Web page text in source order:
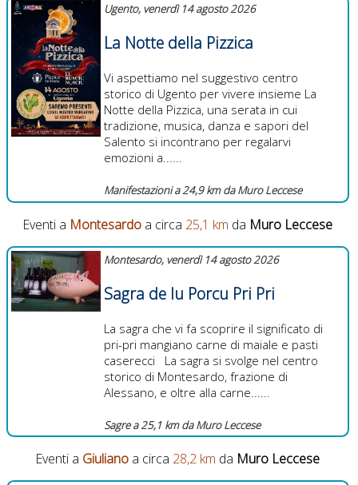
Ugento, venerdì 14 agosto 2026
La Notte della Pizzica
Vi aspettiamo nel suggestivo centro
storico di Ugento per vivere insieme La
Notte della Pizzica, una serata in cui
tradizione, musica, danza e sapori del
Salento si incontrano per regalarvi
emozioni a......
Manifestazioni a 24,9 km da Muro Leccese
Eventi a Montesardo a circa 25,1 km da Muro Leccese
Montesardo, venerdì 14 agosto 2026
Sagra de lu Porcu Pri Pri
La sagra che vi fa scoprire il significato di
pri-pri mangiano carne di maiale e pasti
caserecci La sagra si svolge nel centro
storico di Montesardo, frazione di
Alessano, e oltre alla carne......
Sagre a 25,1 km da Muro Leccese
Eventi a Giuliano a circa 28,2 km da Muro Leccese